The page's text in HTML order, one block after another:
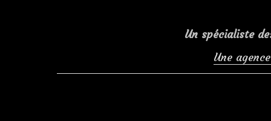
Un spécialiste
Une